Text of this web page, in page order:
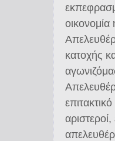
κατοχής